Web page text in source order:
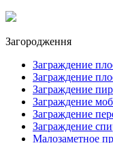
Загородження
Заграждение
Заграждение
Заграждение
Заграждение
Заграждение
Заграждение
Малозаметное